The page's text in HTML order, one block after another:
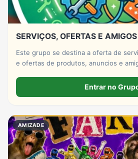
SERVIÇOS, OFERTAS E AMIGOS
Este grupo se destina a oferta de
e ofertas de produtos, anuncios e
Entrar no
AMIZADE